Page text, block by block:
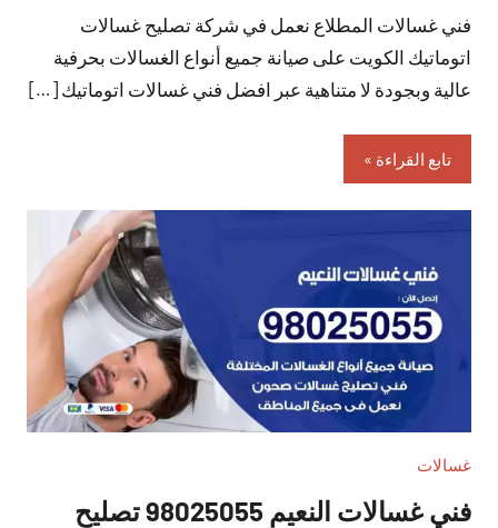
تعليقات
فني غسالات المطلاع نعمل في شركة تصليح غسالات
اتوماتيك الكويت على صيانة جميع أنواع الغسالات بحرفية
عالية وبجودة لا متناهية عبر افضل فني غسالات اتوماتيك […]
تابع القراءة
غسالات
فني غسالات النعيم 98025055 تصليح